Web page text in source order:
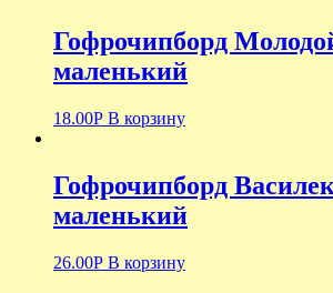
Гофрочипборд
маленький
18.00Р В корзину
Гофрочипборд
маленький
26.00Р В корзину